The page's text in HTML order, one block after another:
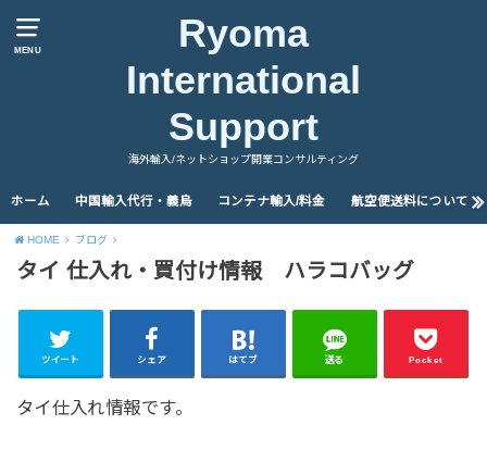
MENU
Ryoma
International
Support
海外輸入/ネットショップ開業コンサルティング
ホーム 中国輸入代行・義烏 コンテナ輸入/料金 航空便送料について
HOME ブログ
タイ 仕入れ・買付け情報 ハラコバッグ
ツイート シェア はてブ 送る Pocket
タイ仕入れ情報です。